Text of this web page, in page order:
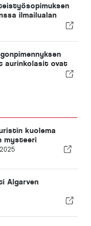
ilmailualan
aurinkolasit ovat
kuolema
mysteeri
Algarven